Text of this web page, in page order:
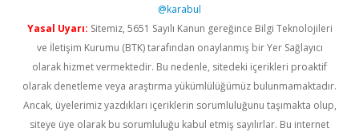
@karabul
Yasal Uyarı: Sitemiz, 5651 Sayılı Kanun gereğince Bilgi Teknolojileri
ve İletişim Kurumu (BTK) tarafından onaylanmış bir Yer Sağlayıcı
olarak hizmet vermektedir. Bu nedenle, sitedeki içerikleri proaktif
olarak denetleme veya araştırma yükümlülüğümüz bulunmamaktadır.
Ancak, üyelerimiz yazdıkları içeriklerin sorumluluğunu taşımakta olup,
siteye üye olarak bu sorumluluğu kabul etmiş sayılırlar. Bu internet